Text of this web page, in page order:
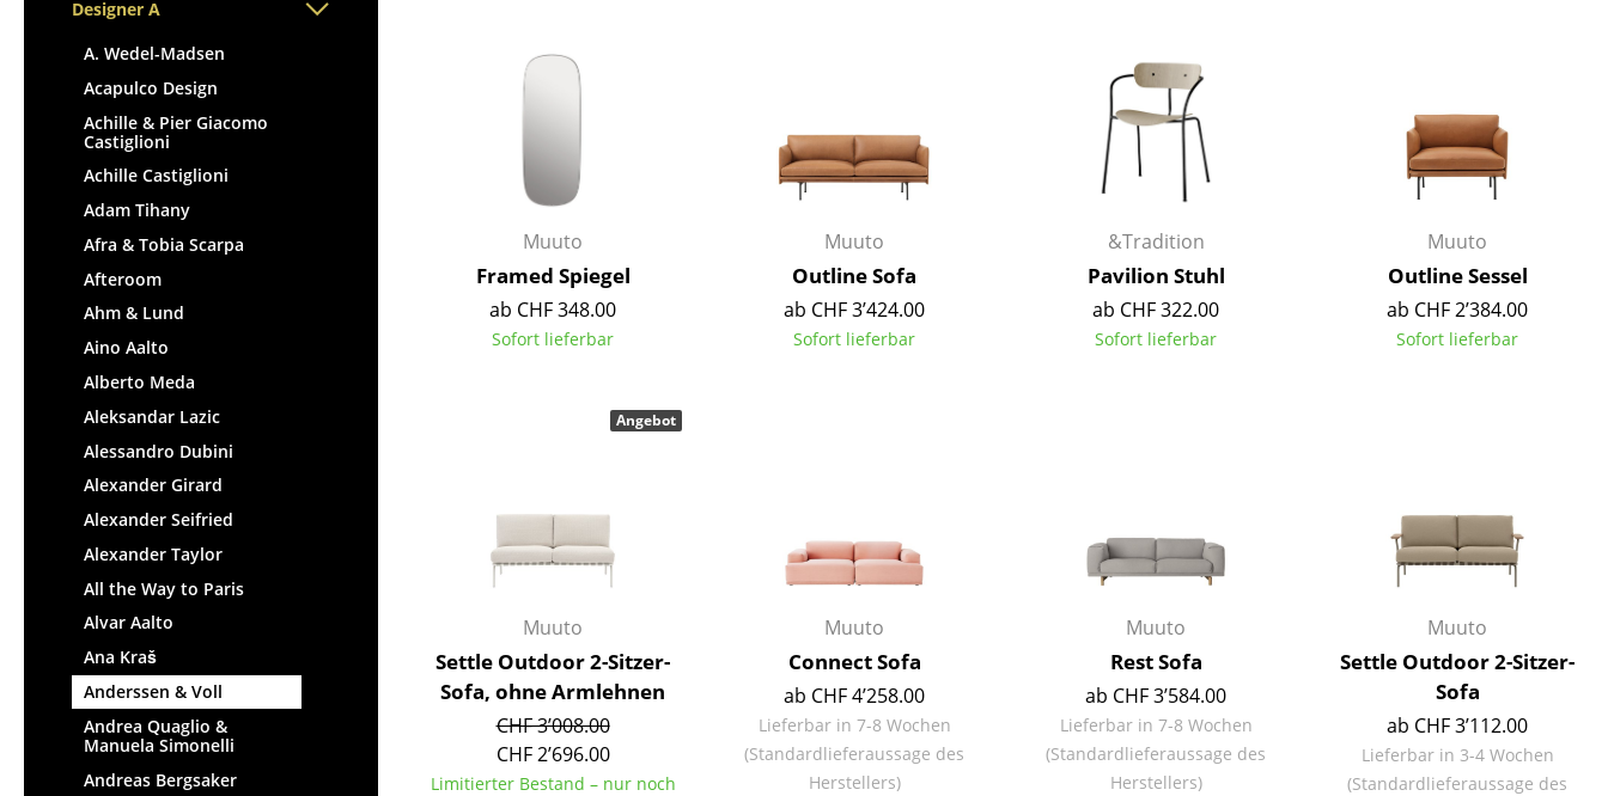
Hocker
Bänke & Liegen
Sitzsäcke
Gartenstühle
Kinderstühle
Schaukelstühle
Bürodrehstühle
Konferenzstühle
Bürosessel
Einzelteile
... alle Sitzmöbel
Stehpulte
Garderoben
Kleinaufbewahrung
... alle Aufbewahrungsmöbel
Vorhänge
... alle Accessoires
Badezimmer
Stauraum
Balkon & Garten
Empfang
Cafeteria
Sicheres Arbeiten
Hersteller
Designer
Das Original
Designer A
A. Wedel-Madsen
Acapulco Design
Achille & Pier Giacomo
Castiglioni
Achille Castiglioni
Adam Tihany
Afra & Tobia Scarpa
Afteroom
Ahm & Lund
Aino Aalto
Alberto Meda
Aleksandar Lazic
Alessandro Dubini
Alexander Girard
Alexander Seifried
Alexander Taylor
All the Way to Paris
Alvar Aalto
Ana Kraš
Anderssen & Voll
Andrea Quaglio &
Manuela Simonelli
Andreas Bergsaker
Muuto
Framed Spiegel
ab CHF 348.00
Sofort lieferbar
Muuto
Outline Sofa
ab CHF 3’424.00
Sofort lieferbar
&Tradition
Pavilion Stuhl
ab CHF 322.00
Sofort lieferbar
Muuto
Outline Sessel
ab CHF 2’384.00
Sofort lieferbar
Muuto
Settle Outdoor 2-Sitzer-
Sofa, ohne Armlehnen
CHF 3’008.00
CHF 2’696.00
Limitierter Bestand – nur noch
Angebot
Muuto
Connect Sofa
ab CHF 4’258.00
Lieferbar in 7-8 Wochen
(Standardlieferaussage des
Herstellers)
Muuto
Rest Sofa
ab CHF 3’584.00
Lieferbar in 7-8 Wochen
(Standardlieferaussage des
Herstellers)
Muuto
Settle Outdoor 2-Sitzer-
Sofa
ab CHF 3’112.00
Lieferbar in 3-4 Wochen
(Standardlieferaussage des